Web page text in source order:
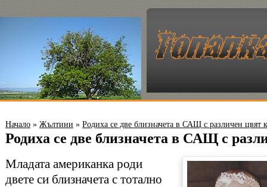
Начало » Жълтини » Родиха се две близначета в САЩ с различен цвят
Родиха се две близначета в САЩ с
Младата американка роди
двете си близначета с тотално